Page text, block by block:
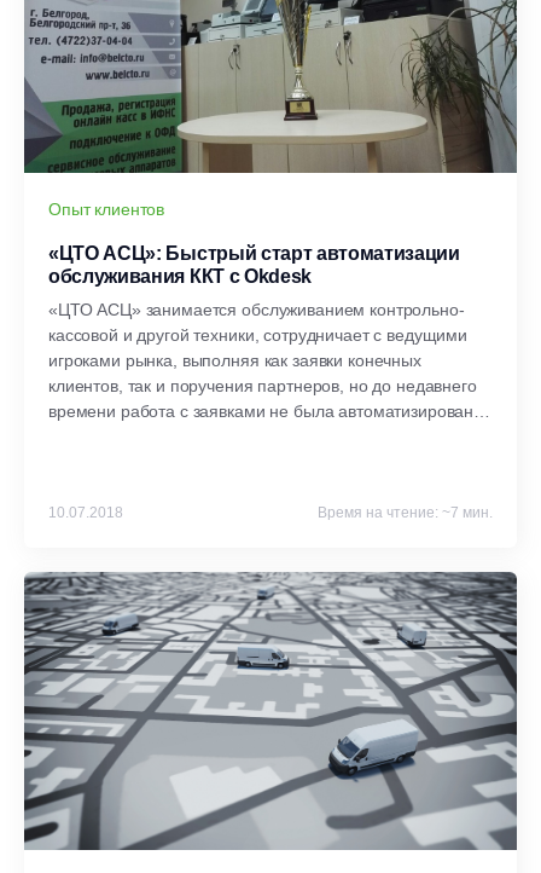
Опыт клиентов
«ЦТО АСЦ»: Быстрый старт автоматизации
обслуживания ККТ c Okdesk
«ЦТО АСЦ» занимается обслуживанием контрольно-
кассовой и другой техники, сотрудничает с ведущими
игроками рынка, выполняя как заявки конечных
клиентов, так и поручения партнеров, но до недавнего
времени работа с заявками не была автоматизирована.
какие-то результаты и что планируется делать дальше.
10.07.2018 Время на чтение: ~7 мин.